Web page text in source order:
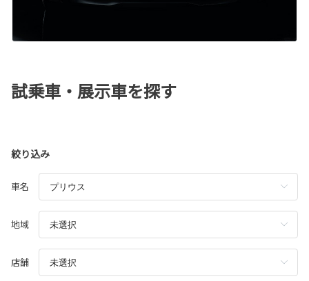
試乗車・展示車を探す
絞り込み
車名
地域
店舗